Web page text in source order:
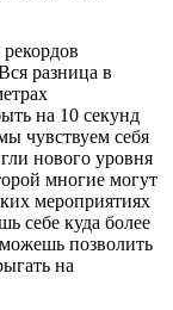
разница в
на 10 секунд
чувствуем себя
нового уровня
многие могут
мероприятиях
себе куда более
позволить
на